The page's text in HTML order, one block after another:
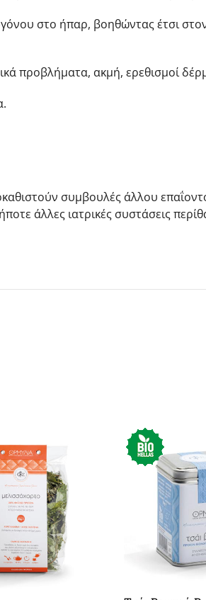
στο ήπαρ, βοηθώντας έτσι
προβλήματα, ακμή, ερεθισμοί
συμβουλές άλλου
άλλες ιατρικές συστάσεις